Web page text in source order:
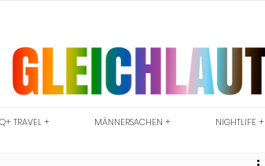
TRAVEL + MÄNNERSACHEN + NIGHTLIFE +